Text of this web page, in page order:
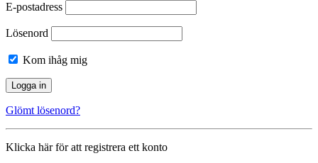
E-postadress
Lösenord
Kom ihåg mig
Glömt lösenord?
Klicka här för att registrera ett konto